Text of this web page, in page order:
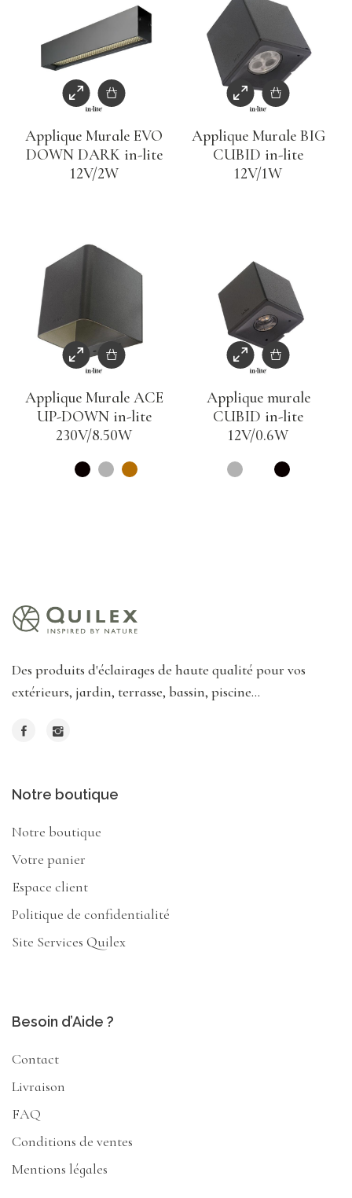
Applique Murale EVO
DOWN DARK in-lite
12V/2W
Applique Murale BIG
CUBID in-lite
12V/1W
Applique Murale ACE
UP-DOWN in-lite
230V/8.50W
Applique murale
CUBID in-lite
12V/0.6W
Des produits d'éclairages de haute qualité pour vos
extérieurs, jardin, terrasse, bassin, piscine...
Notre boutique
Notre boutique
Votre panier
Espace client
Politique de confidentialité
Site Services Quilex
Besoin d’Aide ?
Contact
Livraison
FAQ
Conditions de ventes
Mentions légales